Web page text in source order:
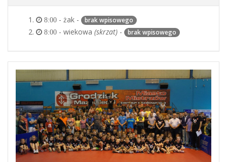
8:00 - żak - brak wpisowego
8:00 - wiekowa (skrzat) - brak wpisowego